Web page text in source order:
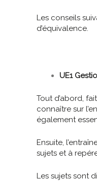
Les conseils
d’équivalence.
UE1
Tout d’abord,
connaître sur
également
Ensuite,
sujets et à
Les sujets sont